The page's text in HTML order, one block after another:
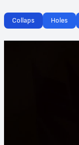
невероятных
за выживание, но и за
уникальные
заставляющую сердце
Не пропустите
сражении!
Collaps Holes